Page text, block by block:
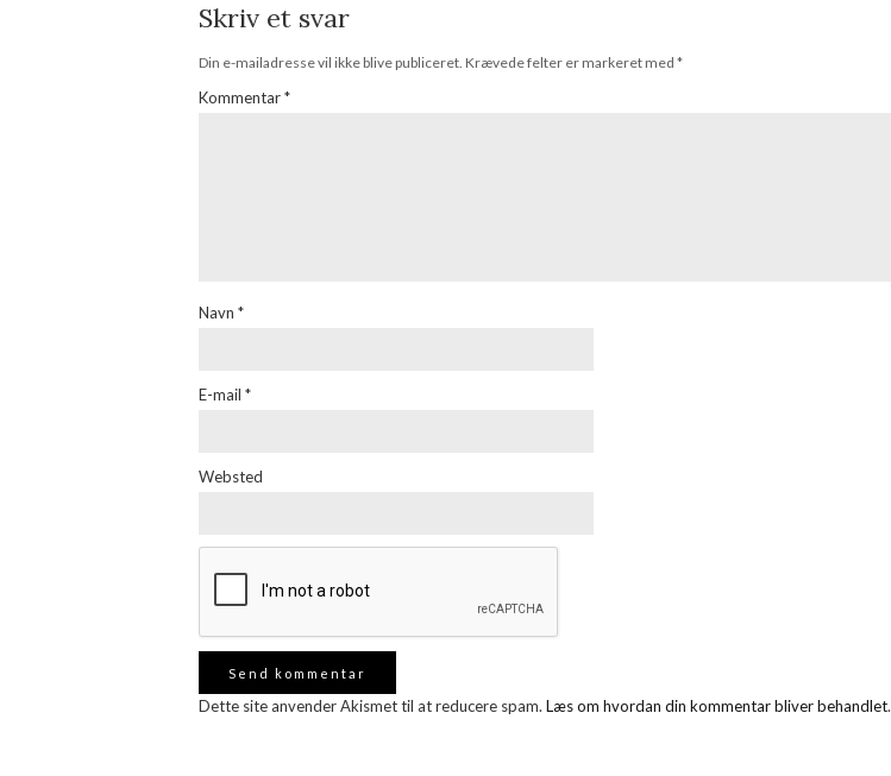
Skriv et svar
Din e-mailadresse vil ikke blive publiceret. Krævede felter er markeret med *
Kommentar*
Navn *
E-mail *
Websted
Dette site anvender Akismet til at reducere spam. Læs om hvordan din kommentar bliver behandlet.